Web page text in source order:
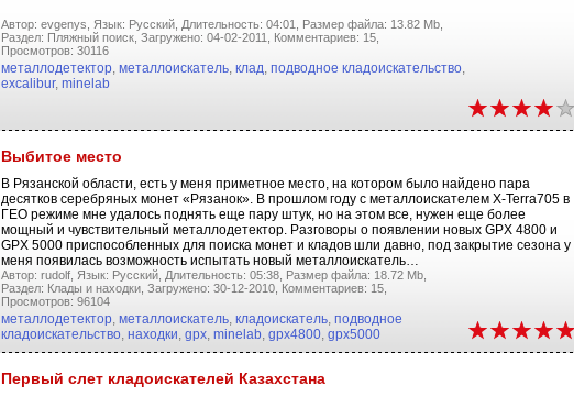
Автор: evgenys, Язык: Русский, Длительность: 04:01,
Размер файла: 13.82 Mb,
Раздел: Пляжный поиск, Загружено: 04-02-2011,
Комментариев: 15,
Просмотров: 30116
металлодетектор, металлоискатель, клад, подводное кладоискательство,
excalibur, minelab
Выбитое место
В Рязанской области, есть у меня приметное место, на котором было найдено пара
десятков серебряных монет «Рязанок». В прошлом году с металлоискателем X-Terra705 в
ГЕО режиме мне удалось поднять еще пару штук, но на этом все, нужен еще более
мощный и чувствительный металлодетектор. Разговоры о появлении новых GPX 4800 и
GPX 5000 приспособленных для поиска монет и кладов шли давно, под закрытие сезона у
меня появилась возможность испытать новый металлоискатель…
Автор: rudolf, Язык: Русский, Длительность: 05:38, Размер файла: 18.72 Mb,
Раздел: Клады и находки, Загружено: 30-12-2010, Комментариев: 15,
Просмотров: 96104
металлодетектор, металлоискатель, кладоискатель, подводное
кладоискательство, находки, gpx, minelab, gpx4800, gpx5000
Первый слет кладоискателей Казахстана